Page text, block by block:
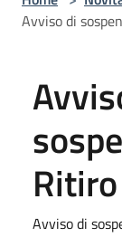
Avviso di
Avviso di